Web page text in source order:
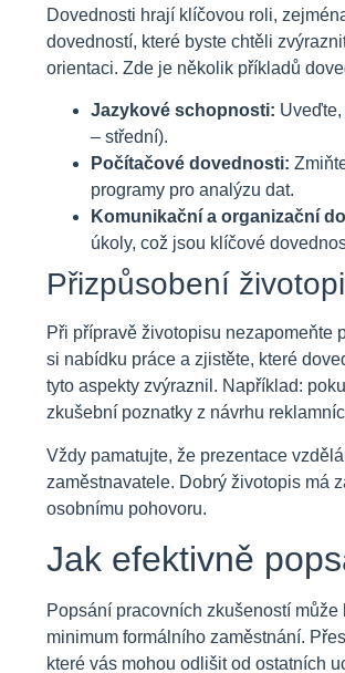
Dovednosti hrají klíčovou roli,
dovedností, které byste chtěli
orientaci. Zde je několik příkladů
Jazykové schopnosti:
– střední).
Počítačové dovednosti:
programy pro analýzu dat.
Komunikační a organizační
úkoly, což jsou klíčové
Přizpůsobení
Při přípravě životopisu nezapomeňte
si nabídku práce a zjistěte, které
tyto aspekty zvýraznil. Například:
zkušební poznatky z návrhu
Vždy pamatujte, že prezentace
zaměstnavatele. Dobrý životopis má
osobnímu pohovoru.
Jak efektivně
Popsání pracovních zkušeností
minimum formálního zaměstnání.
které vás mohou odlišit od ostatních